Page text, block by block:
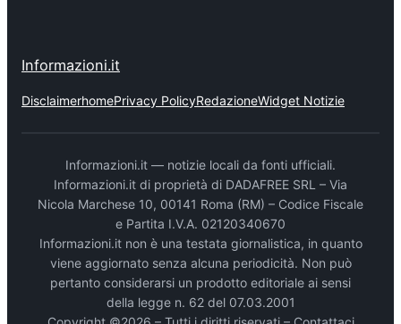
Informazioni.it
DisclaimerhomePrivacy PolicyRedazioneWidget Notizie
Informazioni.it — notizie locali da fonti ufficiali.
Informazioni.it di proprietà di DADAFREE SRL – Via
Nicola Marchese 10, 00141 Roma (RM) – Codice Fiscale
e Partita I.V.A. 02120340670
Informazioni.it non è una testata giornalistica, in quanto
viene aggiornato senza alcuna periodicità. Non può
pertanto considerarsi un prodotto editoriale ai sensi
della legge n. 62 del 07.03.2001